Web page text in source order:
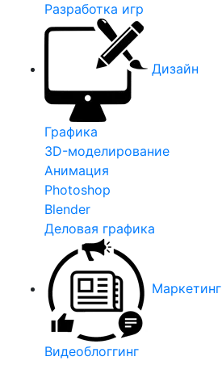
Разработка игр
Дизайн
Графика
3D-моделирование
Анимация
Photoshop
Blender
Деловая графика
Маркетинг
Видеоблоггинг